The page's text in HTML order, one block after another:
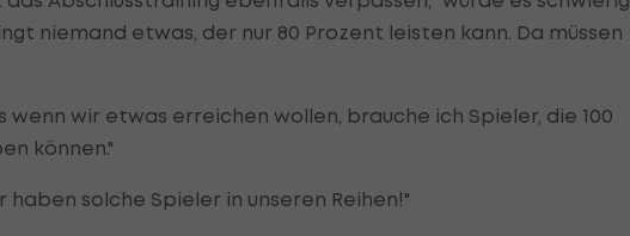
niemand etwas, der nur 80 Prozent leisten kann. Da müssen
wenn wir etwas erreichen wollen, brauche ich Spieler, die 100
können."
haben solche Spieler in unseren Reihen!"